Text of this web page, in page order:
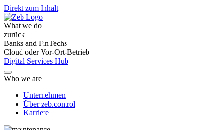
Direkt zum Inhalt
What we do
zurück
Banks and FinTechs
Cloud oder Vor-Ort-Betrieb
Digital Services Hub
Who we are
Unternehmen
Über zeb.control
Karriere